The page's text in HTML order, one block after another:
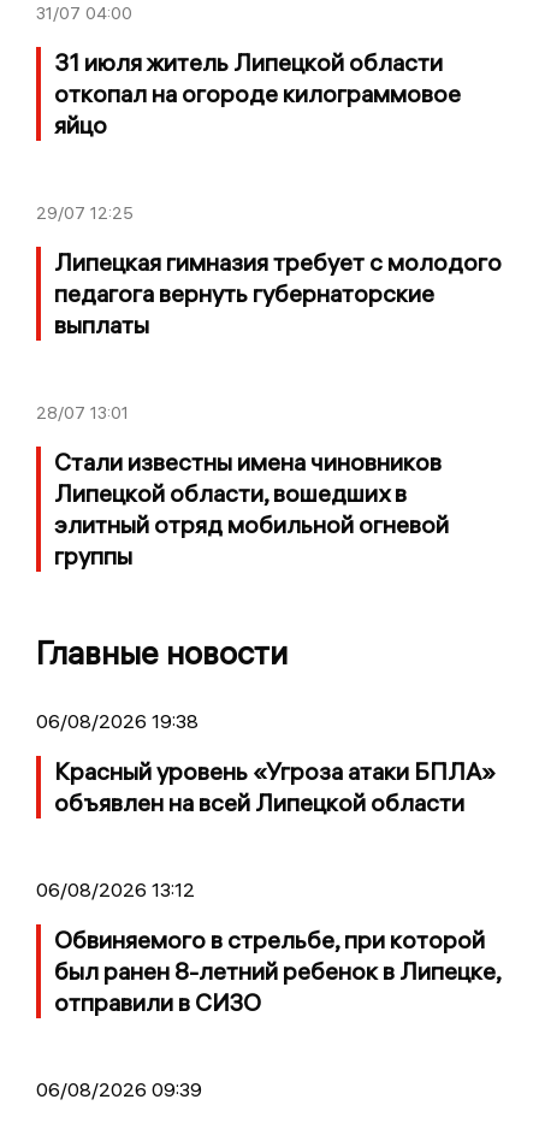
31/07 04:00
31 июля житель Липецкой области
откопал на огороде килограммовое
яйцо
29/07 12:25
Липецкая гимназия требует с молодого
педагога вернуть губернаторские
выплаты
28/07 13:01
Стали известны имена чиновников
Липецкой области, вошедших в
элитный отряд мобильной огневой
группы
Главные новости
06/08/2026 19:38
Красный уровень «Угроза атаки БПЛА»
объявлен на всей Липецкой области
06/08/2026 13:12
Обвиняемого в стрельбе, при которой
был ранен 8-летний ребенок в Липецке,
отправили в СИЗО
06/08/2026 09:39